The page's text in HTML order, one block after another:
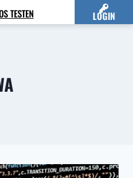
TESTEN LOGIN